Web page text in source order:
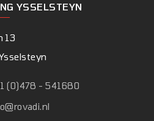
YSSELSTEYN
13
(0)478 - 541680